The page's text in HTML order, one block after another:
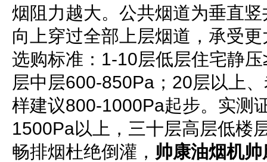
烟阻力越大。公共烟道为垂直
向上穿过全部上层烟道，承受
选购标准：1-10层低层住宅静
层中层600-850Pa；20层以上
样建议800-1000Pa起步。实测
1500Pa以上，三十层高层低楼
畅排烟杜绝倒灌， 帅康油烟机